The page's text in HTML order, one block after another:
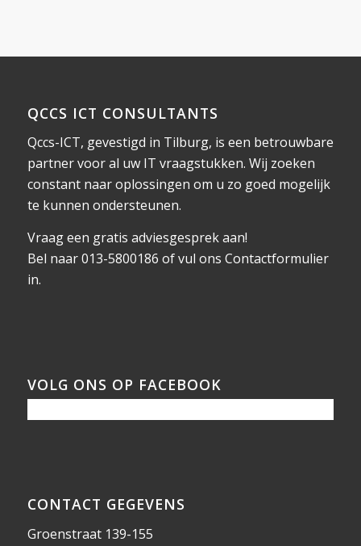
QCCS ICT CONSULTANTS
Qccs-ICT, gevestigd in Tilburg, is een betrouwbare
partner voor al uw IT vraagstukken. Wij zoeken
constant naar oplossingen om u zo goed mogelijk
te kunnen ondersteunen.
Vraag een gratis adviesgesprek aan!
Bel naar 013-5800186 of vul ons Contactformulier
in.
VOLG ONS OP FACEBOOK
CONTACT GEGEVENS
Groenstraat 139-155